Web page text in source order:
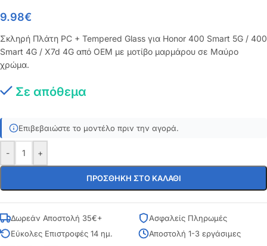
9.98€
Σκληρή Πλάτη PC + Tempered Glass για Honor 400 Smart 5G / 400
Smart 4G / X7d 4G από OEM με μοτίβο μαρμάρου σε Μαύρο
χρώμα.
Σε απόθεμα
Επιβεβαιώστε το μοντέλο πριν την αγορά.
- +
ΠΡΟΣΘΉΚΗ ΣΤΟ ΚΑΛΆΘΙ
Δωρεάν Αποστολή 35€+
Ασφαλείς Πληρωμές
Εύκολες Επιστροφές 14 ημ.
Αποστολή 1-3 εργάσιμες